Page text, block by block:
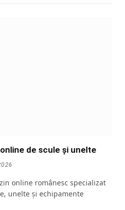
de scule și unelte
online românesc specializat
unelte și echipamente